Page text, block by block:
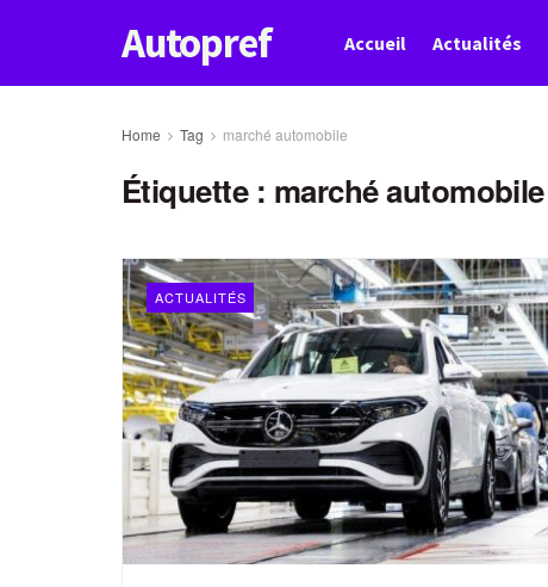
Autopref Accueil Actualités
Home Tag marché automobile
Étiquette : marché automobile
ACTUALITÉS